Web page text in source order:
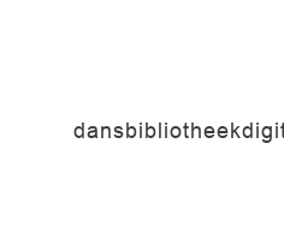
dansbibliotheek